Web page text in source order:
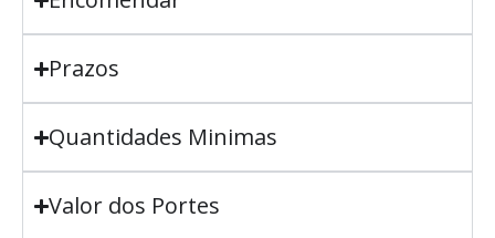
Prazos
Quantidades Minimas
Valor dos Portes